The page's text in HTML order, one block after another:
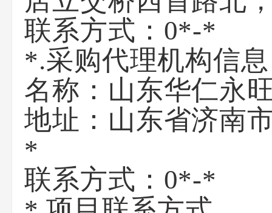
联系方式： 0*-*
*.采购代理机构信息
名称： 山东华仁永
地址： 山东省济南
*
联系方式： 0*-*